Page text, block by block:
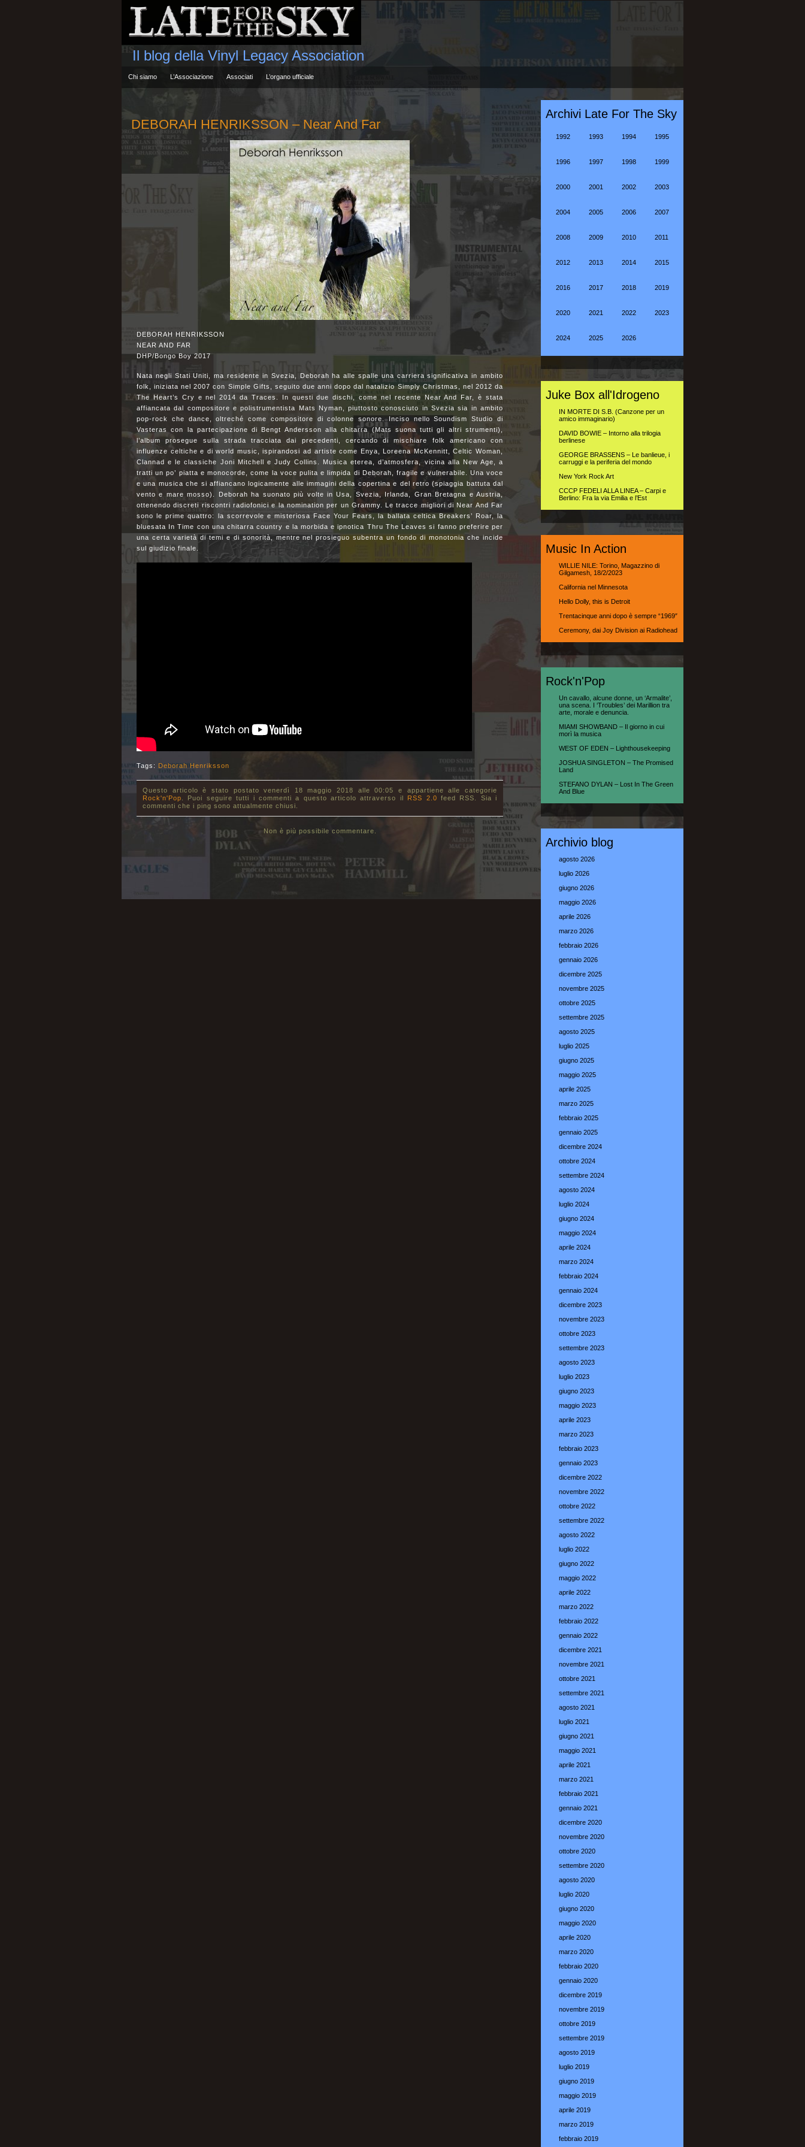
Il blog della Vinyl Legacy Association
Chi siamo L’Associazione Associati L’organo ufficiale
DEBORAH HENRIKSSON – Near And Far
DEBORAH HENRIKSSON
NEAR AND FAR
DHP/Bongo Boy 2017
Nata negli Stati Uniti, ma residente in Svezia, Deborah ha alle spalle una carriera significativa in ambito
folk, iniziata nel 2007 con Simple Gifts, seguito due anni dopo dal natalizio Simply Christmas, nel 2012 da
The Heart’s Cry e nel 2014 da Traces. In questi due dischi, come nel recente Near And Far, è stata
affiancata dal compositore e polistrumentista Mats Nyman, piuttosto conosciuto in Svezia sia in ambito
pop-rock che dance, oltreché come compositore di colonne sonore. Inciso nello Soundism Studio di
Vasteras con la partecipazione di Bengt Andersson alla chitarra (Mats suona tutti gli altri strumenti),
l’album prosegue sulla strada tracciata dai precedenti, cercando di mischiare folk americano con
influenze celtiche e di world music, ispirandosi ad artiste come Enya, Loreena McKennitt, Celtic Woman,
Clannad e le classiche Joni Mitchell e Judy Collins. Musica eterea, d’atmosfera, vicina alla New Age, a
tratti un po’ piatta e monocorde, come la voce pulita e limpida di Deborah, fragile e vulnerabile. Una voce
e una musica che si affiancano logicamente alle immagini della copertina e del retro (spiaggia battuta dal
vento e mare mosso). Deborah ha suonato più volte in Usa, Svezia, Irlanda, Gran Bretagna e Austria,
ottenendo discreti riscontri radiofonici e la nomination per un Grammy. Le tracce migliori di Near And Far
sono le prime quattro: la scorrevole e misteriosa Face Your Fears, la ballata celtica Breakers’ Roar, la
bluesata In Time con una chitarra country e la morbida e ipnotica Thru The Leaves si fanno preferire per
una certa varietà di temi e di sonorità, mentre nel prosieguo subentra un fondo di monotonia che incide
sul giudizio finale.
Tags: Deborah Henriksson
Questo articolo è stato postato venerdì 18 maggio 2018 alle 00:05 e appartiene alle categorie
Rock'n'Pop . Puoi seguire tutti i commenti a questo articolo attraverso il RSS 2.0 feed RSS. Sia i
commenti che i ping sono attualmente chiusi.
Non è più possibile commentare.
Archivi Late For The Sky
1992 1993 1994 1995
1996 1997 1998 1999
2000 2001 2002 2003
2004 2005 2006 2007
2008 2009 2010 2011
2012 2013 2014 2015
2016 2017 2018 2019
2020 2021 2022 2023
2024 2025 2026
Juke Box all'Idrogeno
IN MORTE DI S.B. (Canzone per un
amico immaginario)
DAVID BOWIE – Intorno alla trilogia
berlinese
GEORGE BRASSENS – Le banlieue, i
carruggi e la periferia del mondo
New York Rock Art
CCCP FEDELI ALLA LINEA – Carpi e
Berlino: Fra la via Emilia e l’Est
Music In Action
WILLIE NILE: Torino, Magazzino di
Gilgamesh, 18/2/2023
California nel Minnesota
Hello Dolly, this is Detroit
Trentacinque anni dopo è sempre “1969″
Ceremony, dai Joy Division ai Radiohead
Rock'n'Pop
Un cavallo, alcune donne, un ‘Armalite’,
una scena. I ‘Troubles’ dei Marillion tra
arte, morale e denuncia.
MIAMI SHOWBAND – Il giorno in cui
morì la musica
WEST OF EDEN – Lighthousekeeping
JOSHUA SINGLETON – The Promised
Land
STEFANO DYLAN – Lost In The Green
And Blue
Archivio blog
agosto 2026
luglio 2026
giugno 2026
maggio 2026
aprile 2026
marzo 2026
febbraio 2026
gennaio 2026
dicembre 2025
novembre 2025
ottobre 2025
settembre 2025
agosto 2025
luglio 2025
giugno 2025
maggio 2025
aprile 2025
marzo 2025
febbraio 2025
gennaio 2025
dicembre 2024
ottobre 2024
settembre 2024
agosto 2024
luglio 2024
giugno 2024
maggio 2024
aprile 2024
marzo 2024
febbraio 2024
gennaio 2024
dicembre 2023
novembre 2023
ottobre 2023
settembre 2023
agosto 2023
luglio 2023
giugno 2023
maggio 2023
aprile 2023
marzo 2023
febbraio 2023
gennaio 2023
dicembre 2022
novembre 2022
ottobre 2022
settembre 2022
agosto 2022
luglio 2022
giugno 2022
maggio 2022
aprile 2022
marzo 2022
febbraio 2022
gennaio 2022
dicembre 2021
novembre 2021
ottobre 2021
settembre 2021
agosto 2021
luglio 2021
giugno 2021
maggio 2021
aprile 2021
marzo 2021
febbraio 2021
gennaio 2021
dicembre 2020
novembre 2020
ottobre 2020
settembre 2020
agosto 2020
luglio 2020
giugno 2020
maggio 2020
aprile 2020
marzo 2020
febbraio 2020
gennaio 2020
dicembre 2019
novembre 2019
ottobre 2019
settembre 2019
agosto 2019
luglio 2019
giugno 2019
maggio 2019
aprile 2019
marzo 2019
febbraio 2019